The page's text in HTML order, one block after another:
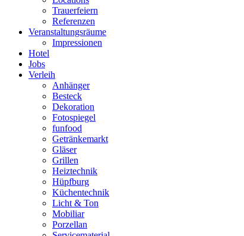
Trauerfeiern
Referenzen
Veranstaltungsräume
Impressionen
Hotel
Jobs
Verleih
Anhänger
Besteck
Dekoration
Fotospiegel
funfood
Getränkemarkt
Gläser
Grillen
Heiztechnik
Hüpfburg
Küchentechnik
Licht & Ton
Mobiliar
Porzellan